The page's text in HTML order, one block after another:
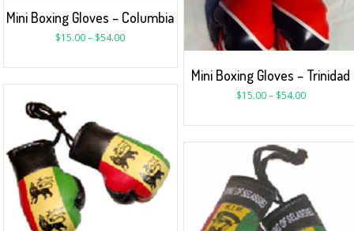
Mini Boxing Gloves – Columbia
$15.00– $54.00
Mini Boxing Gloves – Trinidad
$15.00– $54.00